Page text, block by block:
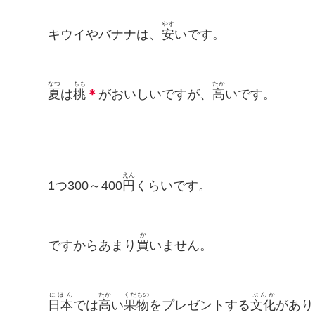
キウイやバナナは、 安
やす
いです。
夏
なつ
は桃
もも
＊ がおいしいですが、 高
たか
いです。
1つ300～400円
えん
くらいです。
ですからあまり 買
か
いません。
日本
にほん
では高
たか
い果物
くだもの
をプレゼントする文化
ぶんか
があ